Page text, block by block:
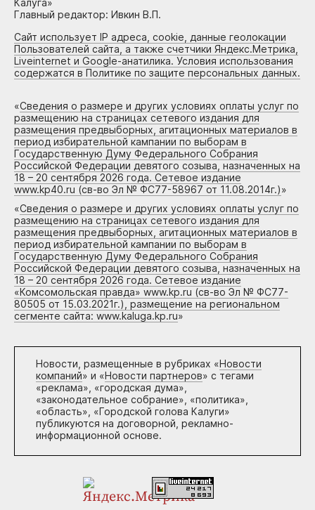
Калуга»
Главный редактор: Ивкин В.П.
Сайт использует IP адреса, cookie, данные геолокации
Пользователей сайта, а также счетчики Яндекс.Метрика,
Liveinternet и Google-анатилика. Условия использования
содержатся в Политике по защите персональных данных.
«Сведения о размере и других условиях оплаты услуг по
размещению на страницах сетевого издания для
размещения предвыборных, агитационных материалов в
период избирательной кампании по выборам в
Государственную Думу Федерального Собрания
Российской Федерации девятого созыва, назначенных на
18 – 20 сентября 2026 года. Сетевое издание
www.kp40.ru (св-во Эл № ФС77-58967 от 11.08.2014г.)»
«Сведения о размере и других условиях оплаты услуг по
размещению на страницах сетевого издания для
размещения предвыборных, агитационных материалов в
период избирательной кампании по выборам в
Государственную Думу Федерального Собрания
Российской Федерации девятого созыва, назначенных на
18 – 20 сентября 2026 года. Сетевое издание
«Комсомольская правда» www.kp.ru (св-во Эл № ФС77-
80505 от 15.03.2021г.), размещение на региональном
сегменте сайта: www.kaluga.kp.ru»
Новости, размещенные в рубриках «Новости
компаний» и «Новости партнеров» с тегами
«реклама», «городская дума»,
«законодательное собрание», «политика»,
«область», «Городской голова Калуги»
публикуются на договорной, рекламно-
информационной основе.